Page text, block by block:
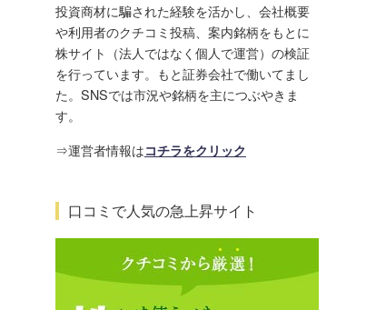
投資商材に騙された経験を活かし、会社概要
や利用者のクチコミ投稿、案内銘柄をもとに
株サイト（法人ではなく個人で運営）の検証
を行っています。もと証券会社で働いてまし
た。SNSでは市況や銘柄を主につぶやきま
す。
⇒運営者情報はコチラをクリック
口コミで人気の急上昇サイト